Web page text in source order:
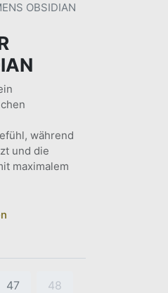
OBSIDIAN
während
und die
maximalem
47 48